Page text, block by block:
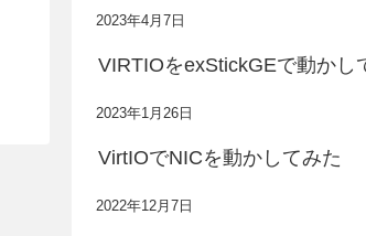
2023年4月7日
VIRTIOをexStickGEで動かし
2023年1月26日
VirtIOでNICを動かしてみた
2022年12月7日